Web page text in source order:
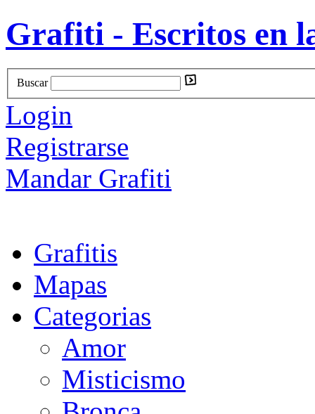
Grafiti - Escritos en
Buscar
Login
Registrarse
Mandar Grafiti
Grafitis
Mapas
Categorias
Amor
Misticismo